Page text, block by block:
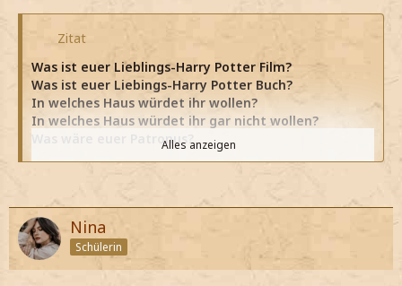
Zitat
Was ist euer Lieblings-Harry Potter Film?
Was ist euer Liebings-Harry Potter Buch?
In welches Haus würdet ihr wollen?
In welches Haus würdet ihr gar nicht wollen?
Was wäre euer Patronus?
In welcher Position würdet ihr beim Quidditch
Welches magische Haustier würdet ihr euch
wünschen?
Das lustigste Zitat?
Alles anzeigen
Nina
Schülerin